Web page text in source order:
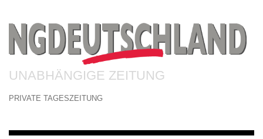
UNABHÄNGIGE ZEITUNG
PRIVATE TAGESZEITUNG